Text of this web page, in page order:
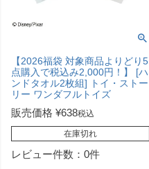
【2026福袋 対象商品よりどり5
点購入で税込み2,000円！】 [ハ
ンドタオル2枚組] トイ・ストー
リー ワンダフルトイズ
販売価格 ¥638税込
在庫切れ
レビュー件数：0件